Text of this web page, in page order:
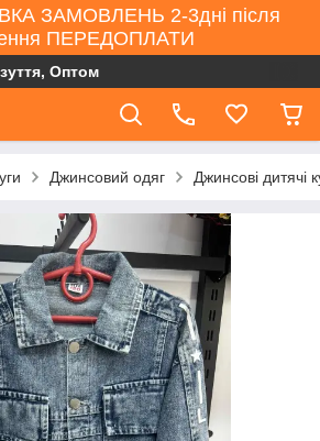
ЗАМОВЛЕНЬ 2-3дні після
ПЕРЕДОПЛАТИ
Оптом
Джинсовий одяг Джинсові дитячі